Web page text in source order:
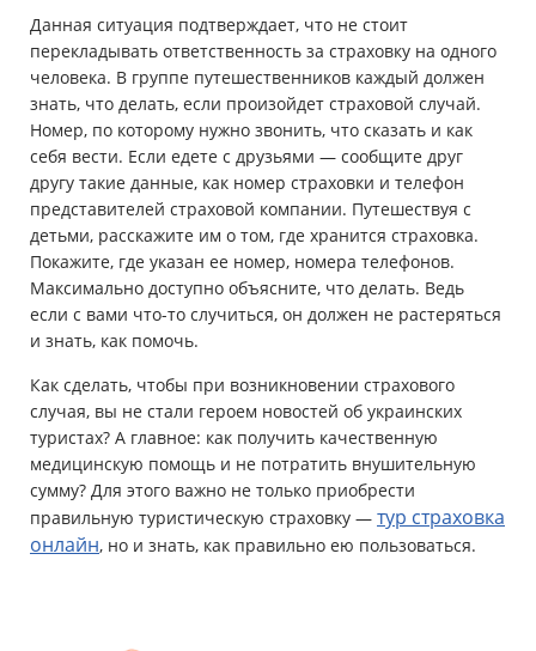
Данная ситуация подтверждает, что не стоит
перекладывать ответственность за страховку на одного
человека. В группе путешественников каждый должен
знать, что делать, если произойдет страховой случай.
Номер, по которому нужно звонить, что сказать и как
себя вести. Если едете с друзьями — сообщите друг
другу такие данные, как номер страховки и телефон
представителей страховой компании. Путешествуя с
детьми, расскажите им о том, где хранится страховка.
Покажите, где указан ее номер, номера телефонов.
Максимально доступно объясните, что делать. Ведь
если с вами что-то случиться, он должен не растеряться
и знать, как помочь.
Как сделать, чтобы при возникновении страхового
случая, вы не стали героем новостей об украинских
туристах? А главное: как получить качественную
медицинскую помощь и не потратить внушительную
сумму? Для этого важно не только приобрести
правильную туристическую страховку — тур страховка
онлайн, но и знать, как правильно ею пользоваться.